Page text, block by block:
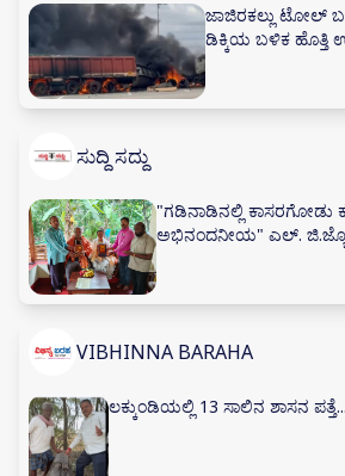
ಜಾಜಿರಕಲ್ಲು ಟೋಲ್
ಡಿಕ್ಕಿಯ ಬಳಿಕ ಹೊತ್ತಿ
ಸುದ್ದಿ ಸದ್ದು
"ಗಡಿನಾಡಿನಲ್ಲಿ ಕಾಸರಗೋಡು
ಅಭಿನಂದನೀಯ" ಎಲ್.
VIBHINNA BARAHA
ಲಕ್ಕುಂಡಿಯಲ್ಲಿ 13 ಸಾಲಿನ ಶಾಸನ